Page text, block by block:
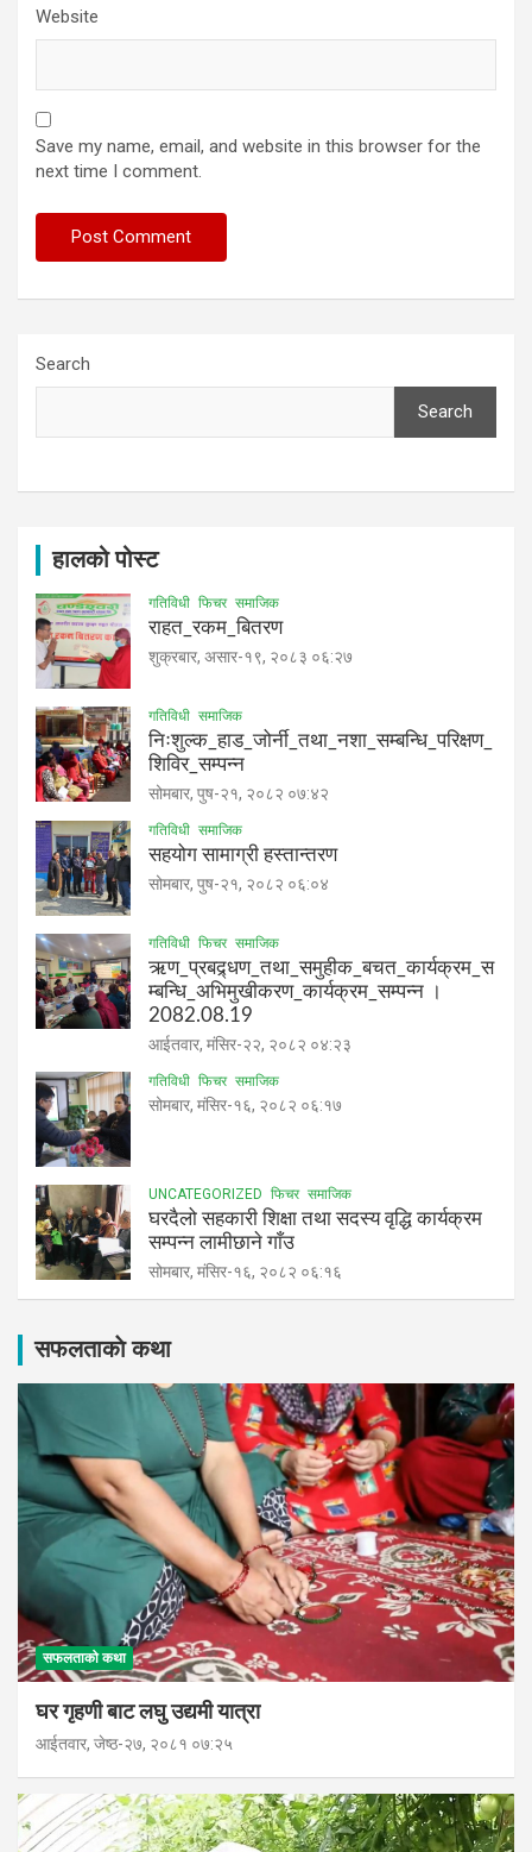
Website
Save my name, email, and website in this browser for the
next time I comment.
Search
Search
हालको पोस्ट
गतिविधी फिचर समाजिक
राहत_रकम_बितरण
शुक्रबार, असार-१९, २०८३ ०६:२७
गतिविधी समाजिक
निःशुल्क_हाड_जोर्नी_तथा_नशा_सम्बन्धि_परिक्षण_
शिविर_सम्पन्न
सोमबार, पुष-२१, २०८२ ०७:४२
गतिविधी समाजिक
सहयोग सामाग्री हस्तान्तरण
सोमबार, पुष-२१, २०८२ ०६:०४
गतिविधी फिचर समाजिक
ऋण_प्रबद्र्धण_तथा_समुहीक_बचत_कार्यक्रम_स
म्बन्धि_अभिमुखीकरण_कार्यक्रम_सम्पन्न ।
2082.08.19
आईतवार, मंसिर-२२, २०८२ ०४:२३
गतिविधी फिचर समाजिक
सोमबार, मंसिर-१६, २०८२ ०६:१७
UNCATEGORIZED फिचर समाजिक
घरदैलो सहकारी शिक्षा तथा सदस्य वृद्धि कार्यक्रम
सम्पन्न लामीछाने गाँउ
सोमबार, मंसिर-१६, २०८२ ०६:१६
सफलताकाे कथा
सफलताको कथा
घर गृहणी बाट लघु उद्यमी यात्रा
आईतवार, जेष्ठ-२७, २०८१ ०७:२५